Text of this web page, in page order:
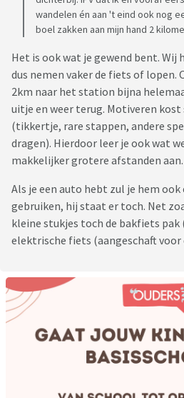
wandelen én aan 't eind ook nog
boel zakken aan mijn hand 2
Het is ook wat je gewend bent. Wij
dus nemen vaker de fiets of lopen.
2km naar het station bijna
uitje en weer terug. Motiveren
(tikkertje, rare stappen, andere
dragen). Hierdoor leer je ook wat
makkelijker grotere afstanden aan.
Als je een auto hebt zul je hem ook
gebruiken, hij staat er toch. Net
kleine stukjes toch de bakfiets
elektrische fiets (aangeschaft voor